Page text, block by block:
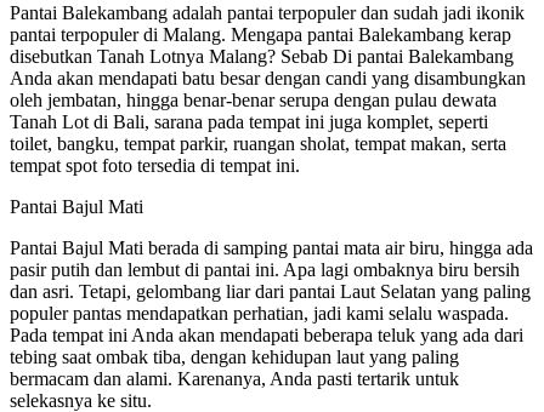
Pantai Balekambang adalah pantai terpopuler dan sudah jadi ikonik
pantai terpopuler di Malang. Mengapa pantai Balekambang kerap
disebutkan Tanah Lotnya Malang? Sebab Di pantai Balekambang
Anda akan mendapati batu besar dengan candi yang disambungkan
oleh jembatan, hingga benar-benar serupa dengan pulau dewata
Tanah Lot di Bali, sarana pada tempat ini juga komplet, seperti
toilet, bangku, tempat parkir, ruangan sholat, tempat makan, serta
tempat spot foto tersedia di tempat ini.
Pantai Bajul Mati
Pantai Bajul Mati berada di samping pantai mata air biru, hingga ada
pasir putih dan lembut di pantai ini. Apa lagi ombaknya biru bersih
dan asri. Tetapi, gelombang liar dari pantai Laut Selatan yang paling
populer pantas mendapatkan perhatian, jadi kami selalu waspada.
Pada tempat ini Anda akan mendapati beberapa teluk yang ada dari
tebing saat ombak tiba, dengan kehidupan laut yang paling
bermacam dan alami. Karenanya, Anda pasti tertarik untuk
selekasnya ke situ.